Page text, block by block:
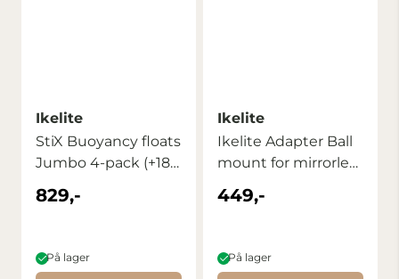
Ikelite
StiX Buoyancy floats
Jumbo 4-pack (+181
gram/pcs ...
829,-
På lager
Ikelite
Ikelite Adapter Ball
mount for mirrorless
& DSLR ...
449,-
På lager